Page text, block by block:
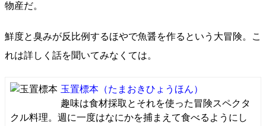
物産だ。
鮮度と臭みが反比例するほやで魚醤を作るという大冒険。こ
れは詳しく話を聞いてみなくては。
玉置標本 （たまおきひょうほん）
趣味は食材採取とそれを使った冒険スペクタ
クル料理。週に一度はなにかを捕まえて食べるようにし